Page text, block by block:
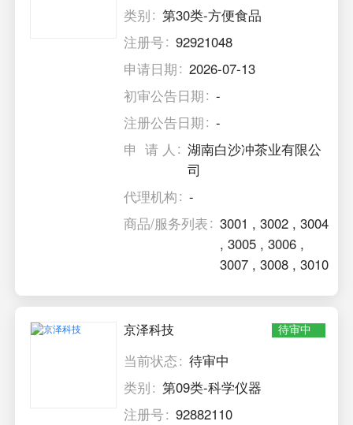
类别
第30类-方便食品
注册号
92921048
申请日期
2026-07-13
初审公告日期
-
注册公告日期
-
申 请 人
湖南白沙冲茶业有限公
司
代理机构
-
商品/服务列表
3001 ,3002 ,3004
,3005 ,3006 ,
3007 ,3008 ,3010
京泽科技 待审中
当前状态
待审中
类别
第09类-科学仪器
注册号
92882110